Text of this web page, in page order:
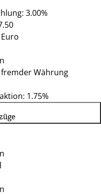
3.00%
Währung
1.75%